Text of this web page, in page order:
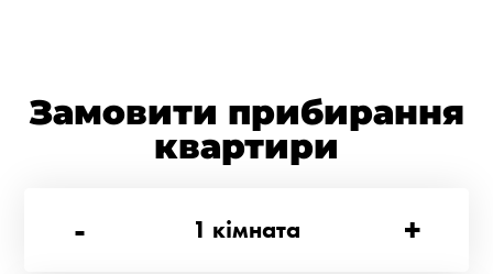
Замовити прибирання
квартири
-
1 кімната +